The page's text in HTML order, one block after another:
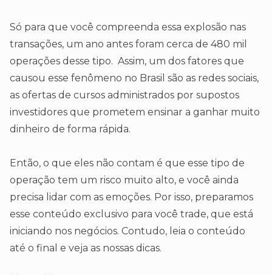
Só para que você compreenda essa explosão nas
transações, um ano antes foram cerca de 480 mil
operações desse tipo. Assim, um dos fatores que
causou esse fenômeno no Brasil são as redes sociais,
as ofertas de cursos administrados por supostos
investidores que prometem ensinar a ganhar muito
dinheiro de forma rápida.
Então, o que eles não contam é que esse tipo de
operação tem um risco muito alto, e você ainda
precisa lidar com as emoções. Por isso, preparamos
esse conteúdo exclusivo para você trade, que está
iniciando nos negócios. Contudo, leia o conteúdo
até o final e veja as nossas dicas.